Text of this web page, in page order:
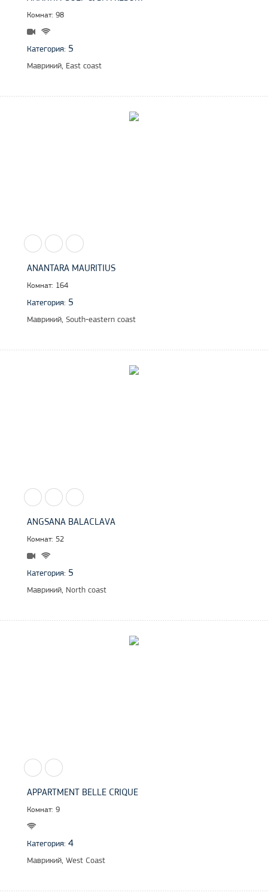
Комнат: 98
Категория: 5
Маврикий, East coast
ANANTARA MAURITIUS
Комнат: 164
Категория: 5
Маврикий, South-eastern coast
ANGSANA BALACLAVA
Комнат: 52
Категория: 5
Маврикий, North coast
APPARTMENT BELLE CRIQUE
Комнат: 9
Категория: 4
Маврикий, West Coast